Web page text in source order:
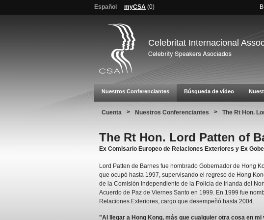
Español myCSA (0)
Celebritat Internacional
Nuestros Conferenciantes Búsqueda de vídeo
Cuenta > Nuestros Conferenciantes > The Rt Hon.
The Rt Hon. Lord Patten of
Ex Comisario Europeo de Relaciones Exteriores y Ex
Lord Patten de Barnes fue nombrado Gobernador de Hong
que ocupó hasta 1997, supervisando el regreso de Hong
de la Comisión Independiente de la Policía de Irlanda del
Acuerdo de Paz de Viernes Santo en 1999. En 1999 fue
Relaciones Exteriores, cargo que desempeñó hasta 2004.
"Al llegar a Hong Kong, más que cualquier otra cosa en mi